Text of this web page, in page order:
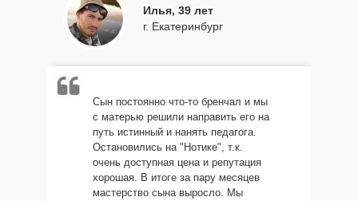
Илья, 39 лет
г. Екатеринбург
Сын постоянно что-то бренчал и мы
с матерью решили направить его на
путь истинный и нанять педагога.
Остановились на "Нотике", т.к.
очень доступная цена и репутация
хорошая. В итоге за пару месяцев
мастерство сына выросло. Мы